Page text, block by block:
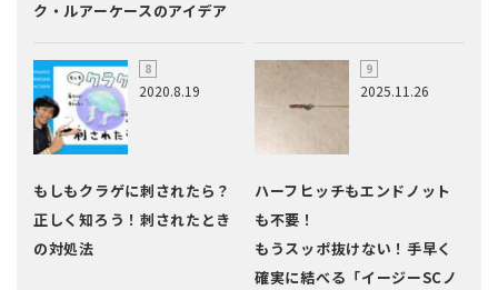
ク・ルアーケースのアイデア
2020.8.19
もしもクラゲに刺されたら？
正しく知ろう！刺されたとき
の対処法
2025.11.26
ハーフヒッチもエンドノット
も不要！
もうスッポ抜けない！手早く
確実に結べる「イージーSCノ